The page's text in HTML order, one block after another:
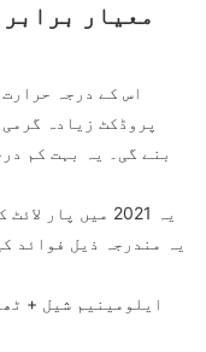
معیار
اس کے درجہ
پروڈکٹ زیادہ
بنے گی۔ یہ بہت کم
یہ 2021 میں
یہ مندرجہ ذیل فوائد